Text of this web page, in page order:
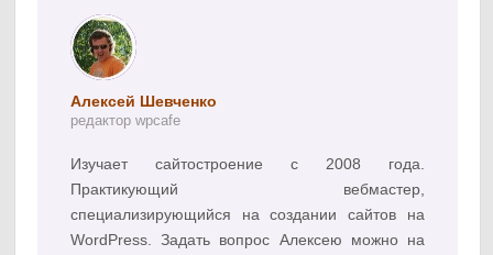
Алексей Шевченко
редактор wpcafe
Изучает сайтостроение с 2008 года.
Практикующий вебмастер,
специализирующийся на создании сайтов на
WordPress. Задать вопрос Алексею можно на